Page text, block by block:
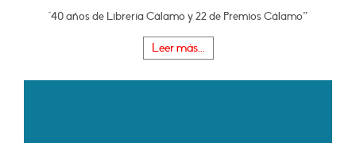
"40 años de Librería Cálamo y 22 de Premios Cálamo”
Leer más...